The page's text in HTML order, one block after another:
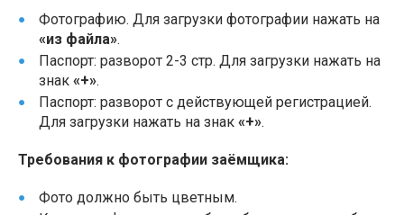
Фотографию. Для загрузки фотографии нажать на
«из файла».
Паспорт: разворот 2-3 стр. Для загрузки нажать на
знак «+».
Паспорт: разворот с действующей регистрацией.
Для загрузки нажать на знак «+».
Требования к фотографии заёмщика:
Фото должно быть цветным.